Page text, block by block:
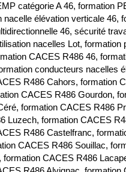
catégorie A 46, formation
nacelle élévation verticale 46,
46, sécurité
nacelles Lot, formation
CACES R486 46,
conducteurs nacelles
R486 Cahors, formation
CACES R486 Gourdon,
formation CACES R486
Luzech, formation CACES
R486 Castelfranc,
CACES R486 Souillac,
formation CACES R486